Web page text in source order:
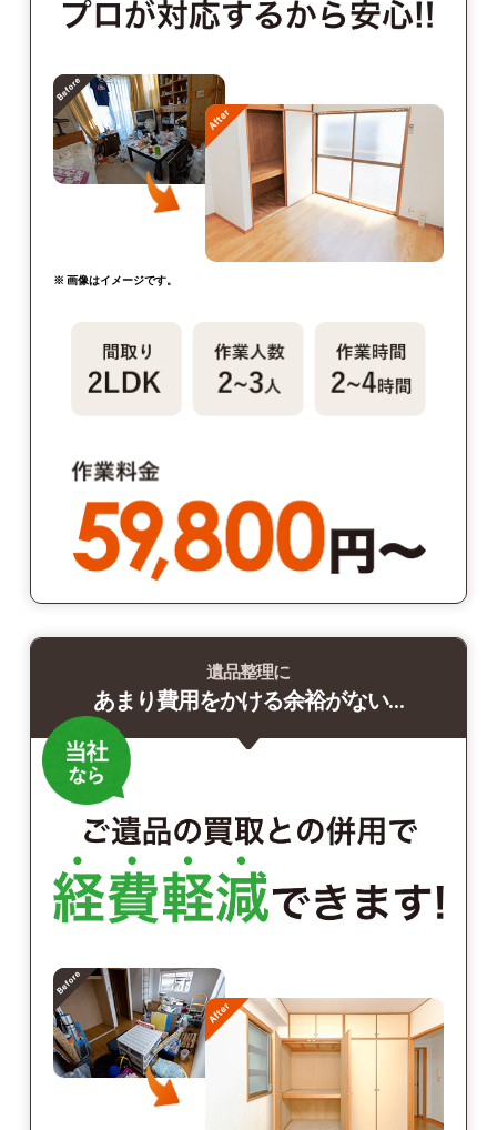
※ 画像はイメージです。
遺品整理に
あまり費用をかける余裕がない…